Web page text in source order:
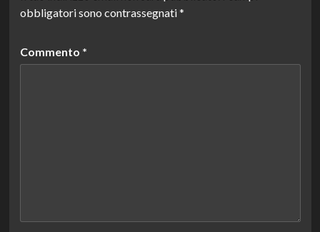
obbligatori sono contrassegnati*
Commento *